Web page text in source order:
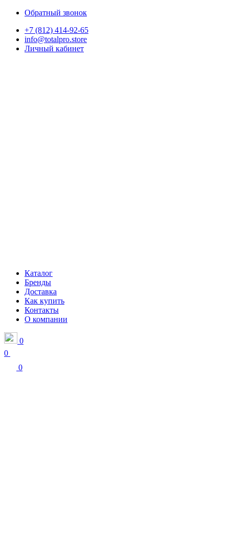
Обратный звонок
+7 (812) 414-92-65
info@totalpro.store
Личный кабинет
Каталог
Бренды
Доставка
Как купить
Контакты
О компании
0
0
0